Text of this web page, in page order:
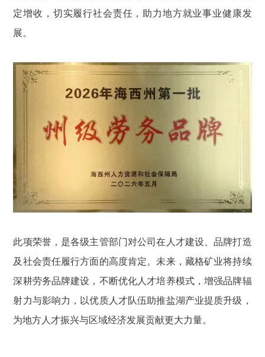
定增收，切实履行社会责任，助力地方就业事业健康发
展。
此项荣誉，是各级主管部门对公司在人才建设、品牌打造
及社会责任履行方面的高度肯定。未来，藏格矿业将持续
深耕劳务品牌建设，不断优化人才培养模式，增强品牌辐
射力与影响力，以优质人才队伍助推盐湖产业提质升级，
为地方人才振兴与区域经济发展贡献更大力量。